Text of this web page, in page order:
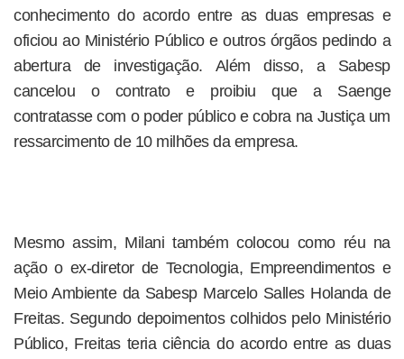
conhecimento do acordo entre as duas empresas e
oficiou ao Ministério Público e outros órgãos pedindo a
abertura de investigação. Além disso, a Sabesp
cancelou o contrato e proibiu que a Saenge
contratasse com o poder público e cobra na Justiça um
ressarcimento de 10 milhões da empresa.
Mesmo assim, Milani também colocou como réu na
ação o ex-diretor de Tecnologia, Empreendimentos e
Meio Ambiente da Sabesp Marcelo Salles Holanda de
Freitas. Segundo depoimentos colhidos pelo Ministério
Público, Freitas teria ciência do acordo entre as duas